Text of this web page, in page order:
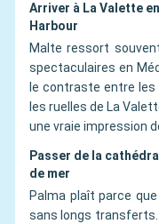
Arriver à La Valette
Harbour
Malte ressort
spectaculaires en
le contraste entre
les ruelles de La
une vraie impression
Passer de la
de mer
Palma plaît parce
sans longs transferts.